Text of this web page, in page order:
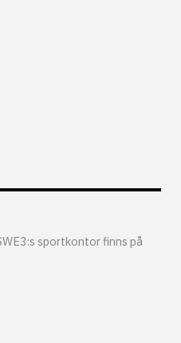
sportkontor finns på